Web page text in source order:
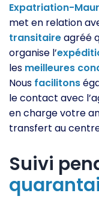
Expatriation-
met en relation
transitaireagréé
organise l’
les meilleures
Nous facilitons
le contact avec
en charge votre
transfert au
Suivi